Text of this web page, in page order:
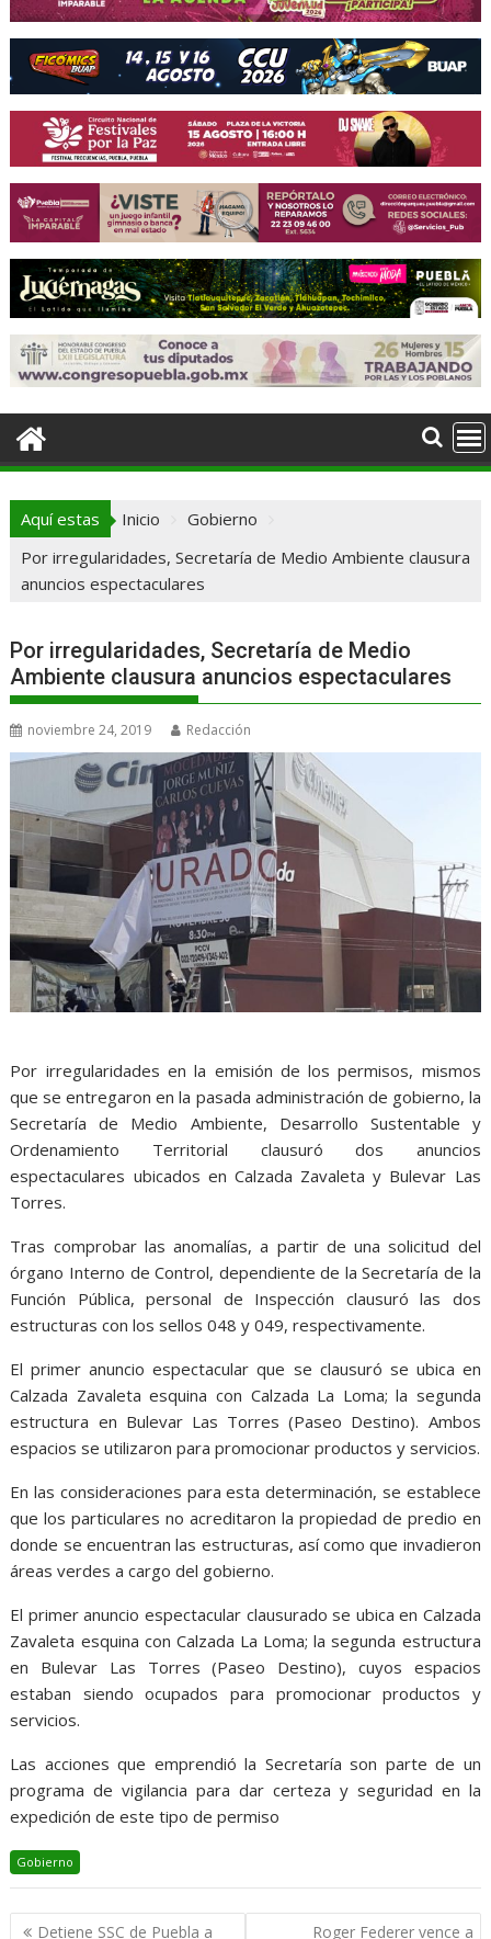
Aquí estas Inicio
Gobierno
Por irregularidades, Secretaría de Medio Ambiente clausura
anuncios espectaculares
Por irregularidades, Secretaría de Medio
Ambiente clausura anuncios espectaculares
noviembre 24, 2019 Redacción
Por irregularidades en la emisión de los permisos, mismos
que se entregaron en la pasada administración de gobierno, la
Secretaría de Medio Ambiente, Desarrollo Sustentable y
Ordenamiento Territorial clausuró dos anuncios
espectaculares ubicados en Calzada Zavaleta y Bulevar Las
Torres.
Tras comprobar las anomalías, a partir de una solicitud del
órgano Interno de Control, dependiente de la Secretaría de la
Función Pública, personal de Inspección clausuró las dos
estructuras con los sellos 048 y 049, respectivamente.
El primer anuncio espectacular que se clausuró se ubica en
Calzada Zavaleta esquina con Calzada La Loma; la segunda
estructura en Bulevar Las Torres (Paseo Destino). Ambos
espacios se utilizaron para promocionar productos y servicios.
En las consideraciones para esta determinación, se establece
que los particulares no acreditaron la propiedad de predio en
donde se encuentran las estructuras, así como que invadieron
áreas verdes a cargo del gobierno.
El primer anuncio espectacular clausurado se ubica en Calzada
Zavaleta esquina con Calzada La Loma; la segunda estructura
en Bulevar Las Torres (Paseo Destino), cuyos espacios
estaban siendo ocupados para promocionar productos y
servicios.
Las acciones que emprendió la Secretaría son parte de un
programa de vigilancia para dar certeza y seguridad en la
expedición de este tipo de permiso
Gobierno
Navegación
Detiene SSC de Puebla a
Roger Federer vence a